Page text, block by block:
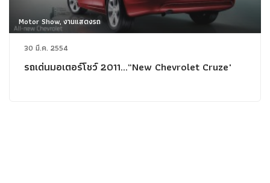
Motor Show, งานแสดงรถ
30 มี.ค. 2554
รถเด่นมอเตอร์โชว์ 2011...“New Chevrolet Cruze"